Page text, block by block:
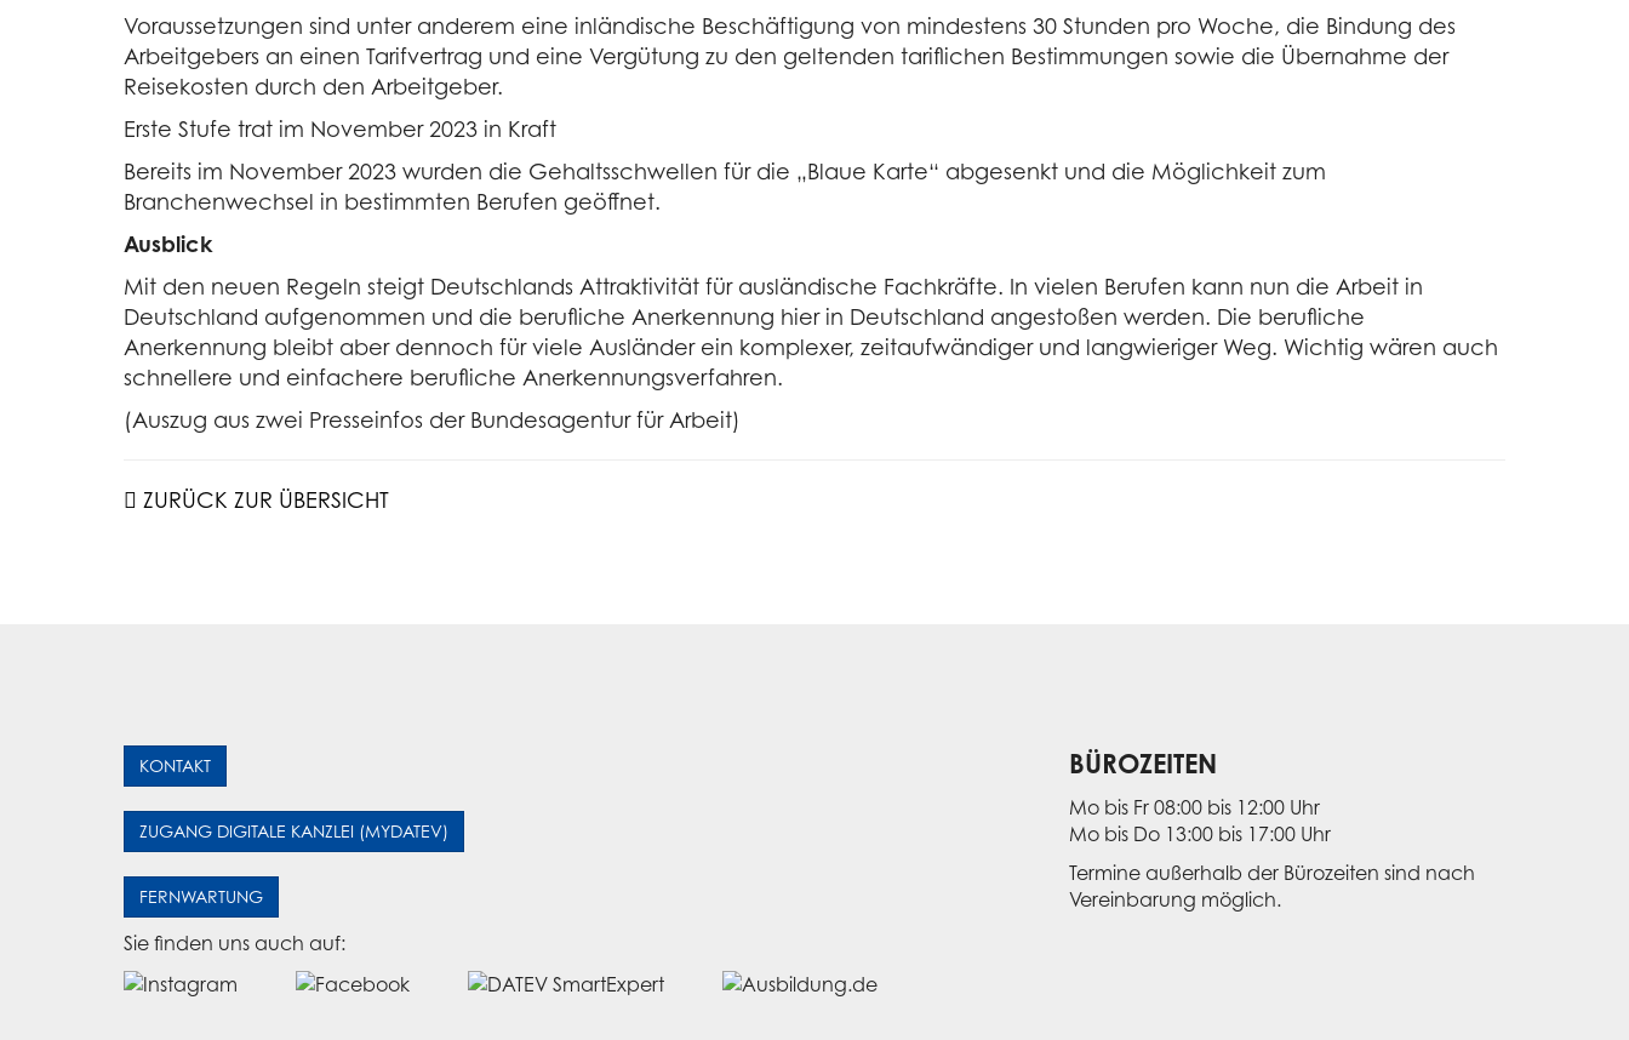
Voraussetzungen sind unter anderem eine inländische Beschäftigung von mindestens 30 Stunden pro Woche, die Bindung des
Arbeitgebers an einen Tarifvertrag und eine Vergütung zu den geltenden tariflichen Bestimmungen sowie die Übernahme der
Reisekosten durch den Arbeitgeber.
Erste Stufe trat im November 2023 in Kraft
Bereits im November 2023 wurden die Gehaltsschwellen für die „Blaue Karte“ abgesenkt und die Möglichkeit zum
Branchenwechsel in bestimmten Berufen geöffnet.
Ausblick
Mit den neuen Regeln steigt Deutschlands Attraktivität für ausländische Fachkräfte. In vielen Berufen kann nun die Arbeit in
Deutschland aufgenommen und die berufliche Anerkennung hier in Deutschland angestoßen werden. Die berufliche
Anerkennung bleibt aber dennoch für viele Ausländer ein komplexer, zeitaufwändiger und langwieriger Weg. Wichtig wären auch
schnellere und einfachere berufliche Anerkennungsverfahren.
(Auszug aus zwei Presseinfos der Bundesagentur für Arbeit)
ZURÜCK ZUR ÜBERSICHT
KONTAKT
ZUGANG DIGITALE KANZLEI (MYDATEV)
FERNWARTUNG
Sie finden uns auch auf:
BÜROZEITEN
Mo bis Fr 08:00 bis 12:00 Uhr
Mo bis Do 13:00 bis 17:00 Uhr
Termine außerhalb der Bürozeiten sind nach
Vereinbarung möglich.